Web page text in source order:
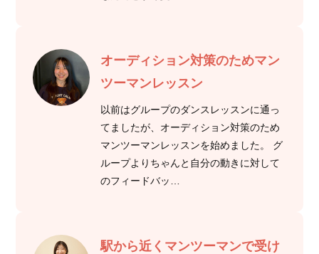
オーディション対策のためマン
ツーマンレッスン
以前はグループのダンスレッスンに通っ
てましたが、オーディション対策のため
マンツーマンレッスンを始めました。 グ
ループよりちゃんと自分の動きに対して
のフィードバッ…
駅から近くマンツーマンで受け